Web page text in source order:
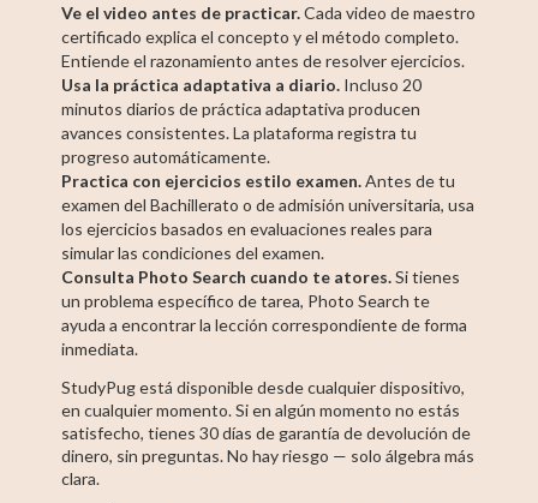
Ve el video antes de practicar.Cada video de maestro
certificado explica el concepto y el método completo.
Entiende el razonamiento antes de resolver ejercicios.
Usa la práctica adaptativa a diario. Incluso 20
minutos diarios de práctica adaptativa producen
avances consistentes. La plataforma registra tu
progreso automáticamente.
Practica con ejercicios estilo examen.Antes de tu
examen del Bachillerato o de admisión universitaria, usa
los ejercicios basados en evaluaciones reales para
simular las condiciones del examen.
Consulta Photo Search cuando te atores.Si tienes
un problema específico de tarea, Photo Search te
ayuda a encontrar la lección correspondiente de forma
inmediata.
StudyPug está disponible desde cualquier dispositivo,
en cualquier momento. Si en algún momento no estás
satisfecho, tienes 30 días de garantía de devolución de
dinero, sin preguntas. No hay riesgo — solo álgebra más
clara.